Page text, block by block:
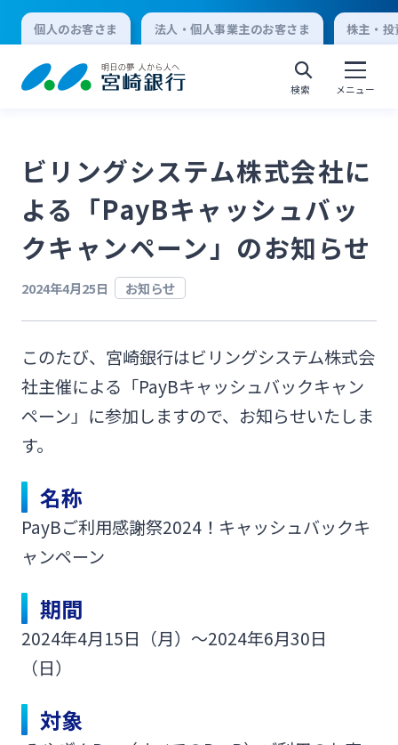
個人のお客さま 法人・個人事業主のお客さま 株主・
検索 メニュー
個人向けインターネットバンキング
法人向けインターネットバンキング
ログオン
みやぎんMikatanoシリーズ
よくあるご質問
ビリングシステム株式会社に
よる「PayBキャッシュバッ
クキャンペーン」のお知らせ
2024年4月25日 お知らせ
このたび、宮崎銀行はビリングシステム株式会
社主催による「PayBキャッシュバックキャン
ペーン」に参加しますので、お知らせいたしま
す。
名称
PayBご利用感謝祭2024！キャッシュバックキ
ャンペーン
期間
2024年4月15日（月）～2024年6月30日
（日）
対象